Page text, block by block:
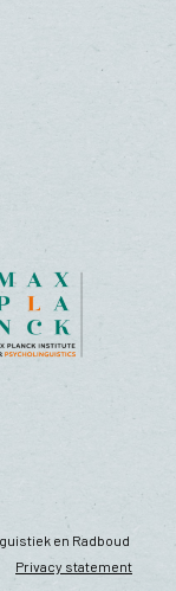
en Radboud
Privacy statement